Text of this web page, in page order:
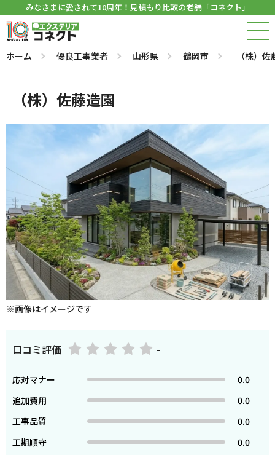
みなさまに愛されて10周年！見積もり比較の老舗「コネクト」
ホーム 優良工事業者 山形県 鶴岡市 （株）
（株）佐藤造園
※画像はイメージです
口コミ評価 -
応対マナー
0.0
追加費用
0.0
工事品質
0.0
工期順守
0.0